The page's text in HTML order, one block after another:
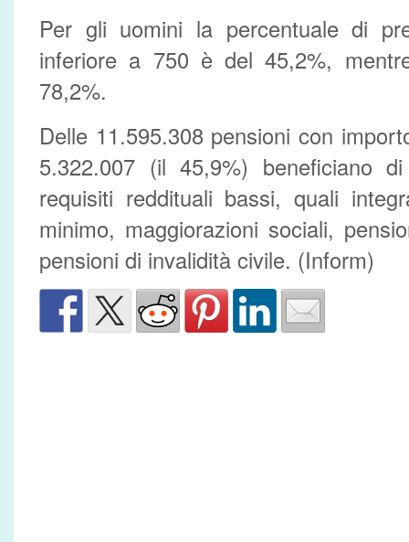
Per gli uomini la percentuale di
inferiore a 750 è del 45,2%,
78,2%.
Delle 11.595.308 pensioni con
5.322.007 (il 45,9%) beneficiano
requisiti reddituali bassi, quali
minimo, maggiorazioni sociali,
pensioni di invalidità civile. (Inform)